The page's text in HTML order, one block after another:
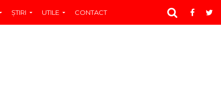
ŞTIRI UTILE CONTACT